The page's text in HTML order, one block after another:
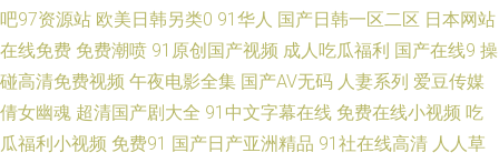
页 国产第86页 老湿福利社嗯嗯啊啊 91com精彩视频 97资源网在线看 黄色人
人人妻 三级网址中文免费观看 91精品6 国产久草资源站 蜜桃视频网站 日韩
综合社区在线观看 91日本美女看片 91黄色看片 国产玖玖爱日韩 青青草超碰
吧97资源站 欧美日韩另类0 91华人 国产日韩一区二区 日本网站
在线免费 免费潮喷 91原创国产视频 成人吃瓜福利 国产在线9 操
碰高清免费视频 午夜电影全集 国产AV无码 人妻系列 爱豆传媒
倩女幽魂 超清国产剧大全 91中文字幕在线 免费在线小视频 吃
瓜福利小视频 免费91 国产日产亚洲精品 91社在线高清 人人草